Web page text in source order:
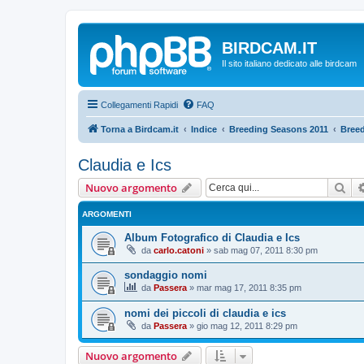
BIRDCAM.IT
Il sito italiano dedicato alle birdcam
Collegamenti Rapidi FAQ
Torna a Birdcam.it Indice Breeding Seasons 2011
Claudia e Ics
Nuovo argomento
ARGOMENTI
Album Fotografico di Claudia e Ics
da carlo.catoni » sab mag 07, 2011 8:30 pm
sondaggio nomi
da Passera » mar mag 17, 2011 8:35 pm
nomi dei piccoli di claudia e ics
da Passera » gio mag 12, 2011 8:29 pm
Nuovo argomento